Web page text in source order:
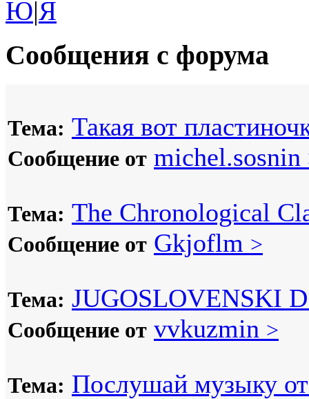
Ю|Я
Сообщения с форума
Тема: Такая вот
Сообщение от michel.sosnin
Тема: The Chronological
Сообщение от Gkjoflm >
Тема: JUGOSLOVENSKI
Сообщение от vvkuzmin >
Тема: Послушай музыку